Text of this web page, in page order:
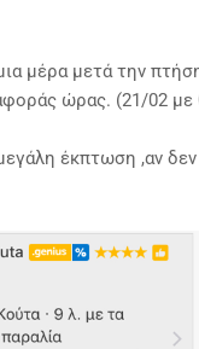
μέρα μετά την
ώρας. (21/02 με
έκπτωση ,αν